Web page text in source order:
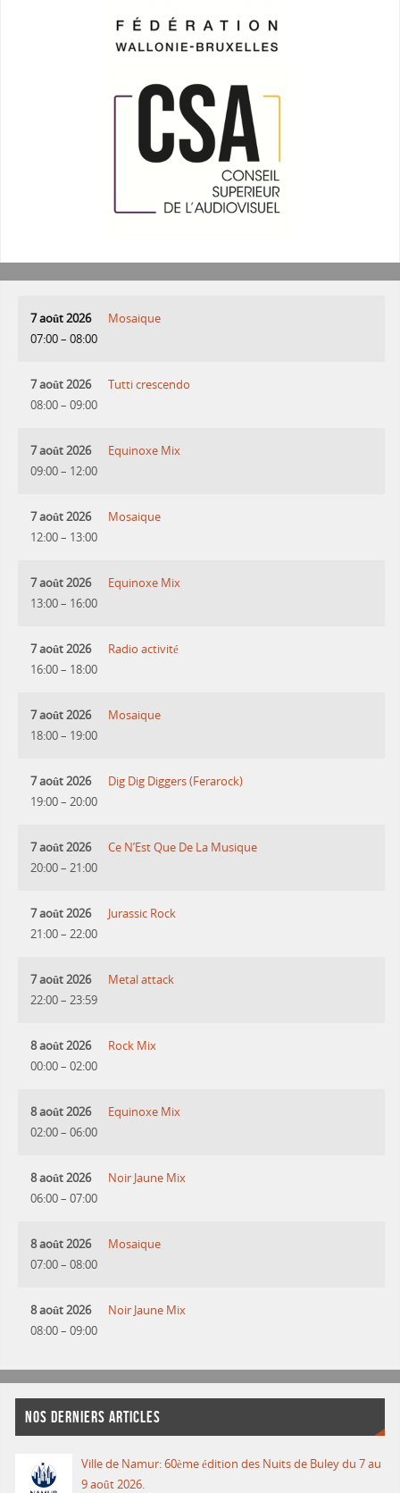
7 août 2026
07:00– 08:00
Mosaique
7 août 2026
08:00– 09:00
Tutti crescendo
7 août 2026
09:00– 12:00
Equinoxe Mix
7 août 2026
12:00– 13:00
Mosaique
7 août 2026
13:00– 16:00
Equinoxe Mix
7 août 2026
16:00– 18:00
Radio activité
7 août 2026
18:00– 19:00
Mosaique
7 août 2026
19:00– 20:00
Dig Dig Diggers (Ferarock)
7 août 2026
20:00– 21:00
Ce N’Est Que De La Musique
7 août 2026
21:00– 22:00
Jurassic Rock
7 août 2026
22:00– 23:59
Metal attack
8 août 2026
00:00– 02:00
Rock Mix
8 août 2026
02:00– 06:00
Equinoxe Mix
8 août 2026
06:00– 07:00
Noir Jaune Mix
8 août 2026
07:00– 08:00
Mosaique
8 août 2026
08:00– 09:00
Noir Jaune Mix
NOS DERNIERS ARTICLES
Ville de Namur: 60ème édition des Nuits de Buley du 7 au
9 août 2026.